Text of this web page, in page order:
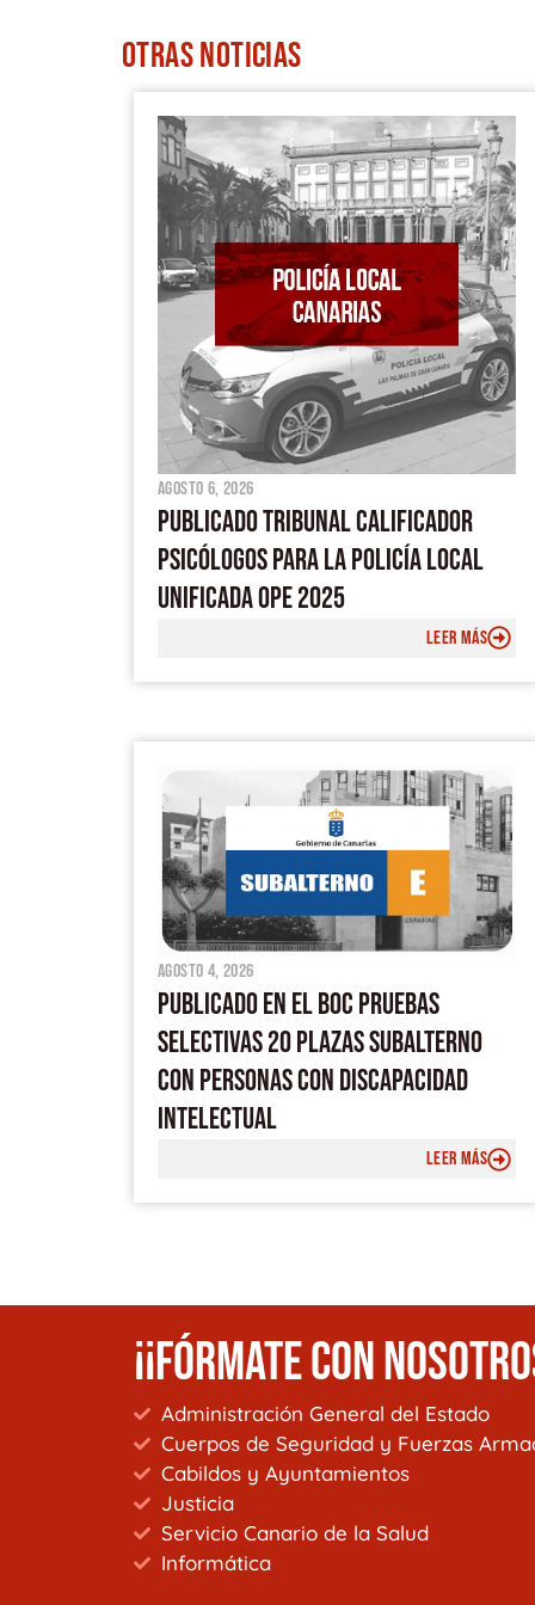
OTRASNOTICIAS
agosto 6, 2026
PUBLICADO TRIBUNAL CALIFICADOR
PSICÓLOGOS PARA LA POLICÍA LOCAL
UNIFICADA OPE 2025
LEER MÁS
agosto 4, 2026
PUBLICADO EN EL BOC PRUEBAS
SELECTIVAS 20 PLAZAS SUBALTERNO
CON PERSONAS CON DISCAPACIDAD
INTELECTUAL
LEER MÁS
¡¡FÓRMATE CON
Administración General del Estado
Cuerpos de Seguridad y Fuerzas
Cabildos y Ayuntamientos
Justicia
Servicio Canario de la Salud
Informática